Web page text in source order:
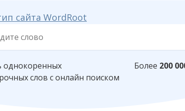
однокоренных
слов с онлайн поиском
Более 200